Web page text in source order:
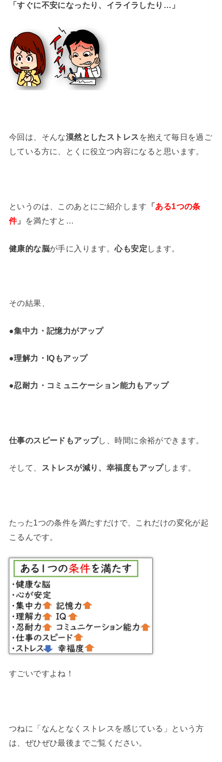
「すぐに不安になったり、イライラしたり…」
今回は、そんな漠然としたストレス を抱えて毎日を過ご
している方に、とくに役立つ内容になると思います。
というのは、このあとにご紹介します 「ある1つの条
件」 を満たすと…
健康的な脳が手に入ります。心も安定 します。
その結果、
●集中力・記憶力がアップ
●理解力・IQもアップ
●忍耐力・コミュニケーション能力もアップ
仕事のスピードもアップし、時間に余裕ができます。
そして、 ストレスが減り、幸福度もアップします。
たった1つの条件を満たすだけで、これだけの変化が起
こるんです。
すごいですよね！
つねに「なんとなくストレスを感じている」という方
は、ぜひぜひ最後までご覧ください。